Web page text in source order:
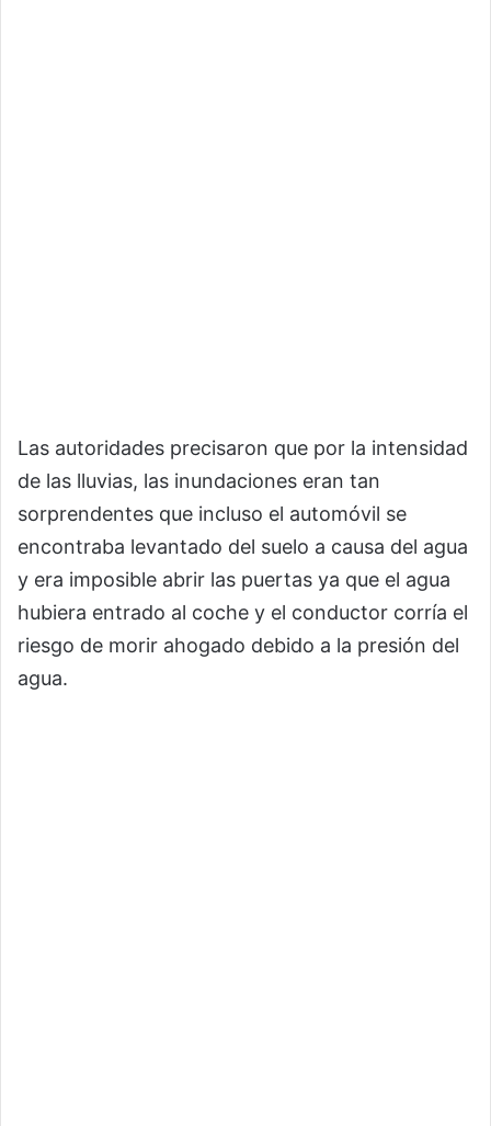
Las autoridades precisaron que por la intensidad
de las lluvias, las inundaciones eran tan
sorprendentes que incluso el automóvil se
encontraba levantado del suelo a causa del agua
y era imposible abrir las puertas ya que el agua
hubiera entrado al coche y el conductor corría el
riesgo de morir ahogado debido a la presión del
agua.